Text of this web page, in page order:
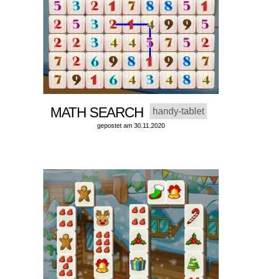
MATH SEARCH handy-tablet
gepostet am 30.11.2020